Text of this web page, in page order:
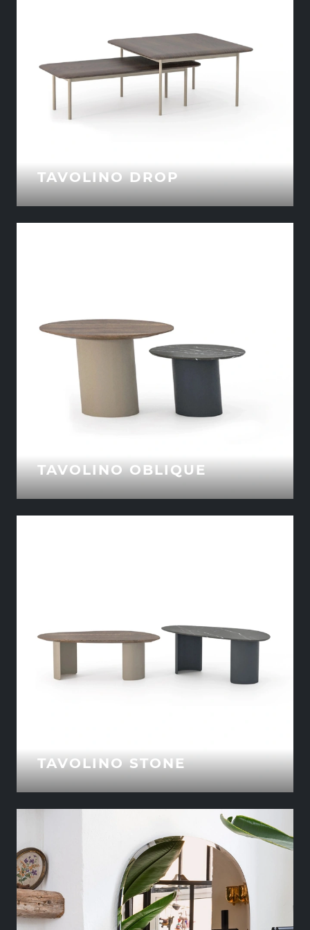
TAVOLINO DROP
TAVOLINO OBLIQUE
TAVOLINO STONE